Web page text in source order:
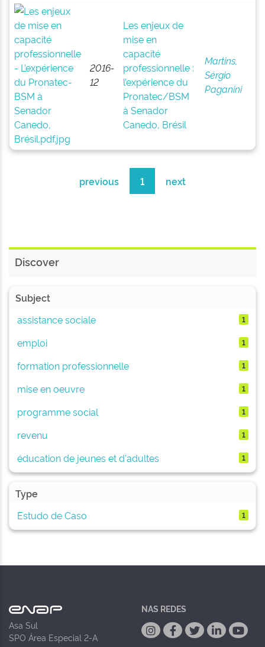
2016-
12
Les enjeux de
mise en
capacité
professionnelle :
l’expérience du
Pronatec/BSM
à Senador
Canedo, Brésil
Martins,
Sérgio
Paganini
previous 1 next
Discover
Subject
assistance sociale
1
emploi 1
formation professionnelle 1
mise en oeuvre 1
programme social 1
revenu 1
éducation de jeunes et d'adultes 1
Type
Estudo de Caso
1
Asa Sul
SPO Área Especial 2-A
NAS REDES